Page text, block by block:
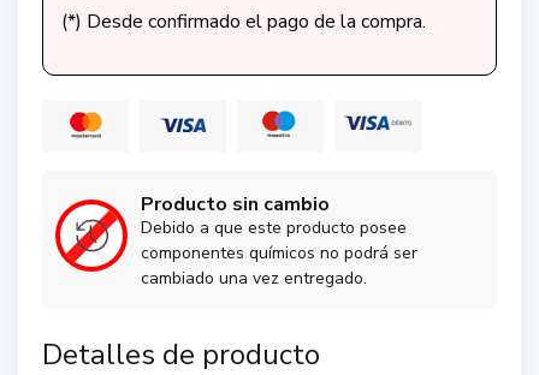
(*) Desde confirmado el pago de la compra.
Producto sin cambio
Debido a que este producto posee
componentes químicos no podrá ser
cambiado una vez entregado.
Detalles de producto